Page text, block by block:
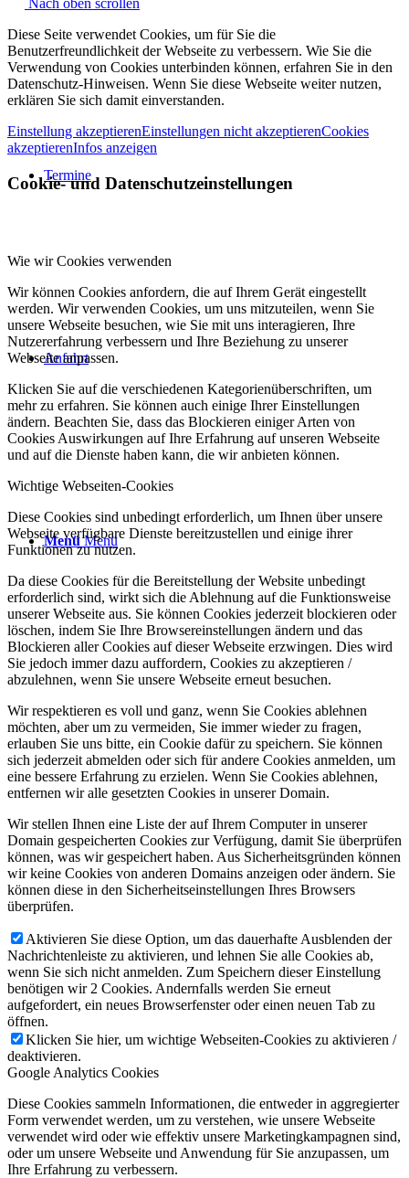
Termine
Anfahrt
Menü Menü
Nach oben scrollen
Diese Seite verwendet Cookies, um für Sie die
Benutzerfreundlichkeit der Webseite zu verbessern. Wie Sie die
Verwendung von Cookies unterbinden können, erfahren Sie in den
Datenschutz-Hinweisen. Wenn Sie diese Webseite weiter nutzen,
erklären Sie sich damit einverstanden.
Einstellung akzeptierenEinstellungen nicht akzeptierenCookies
akzeptierenInfos anzeigen
Cookie- und Datenschutzeinstellungen
Wie wir Cookies verwenden
Wir können Cookies anfordern, die auf Ihrem Gerät eingestellt
werden. Wir verwenden Cookies, um uns mitzuteilen, wenn Sie
unsere Webseite besuchen, wie Sie mit uns interagieren, Ihre
Nutzererfahrung verbessern und Ihre Beziehung zu unserer
Webseite anpassen.
Klicken Sie auf die verschiedenen Kategorienüberschriften, um
mehr zu erfahren. Sie können auch einige Ihrer Einstellungen
ändern. Beachten Sie, dass das Blockieren einiger Arten von
Cookies Auswirkungen auf Ihre Erfahrung auf unseren Webseite
und auf die Dienste haben kann, die wir anbieten können.
Wichtige Webseiten-Cookies
Diese Cookies sind unbedingt erforderlich, um Ihnen über unsere
Webseite verfügbare Dienste bereitzustellen und einige ihrer
Funktionen zu nutzen.
Da diese Cookies für die Bereitstellung der Website unbedingt
erforderlich sind, wirkt sich die Ablehnung auf die Funktionsweise
unserer Webseite aus. Sie können Cookies jederzeit blockieren oder
löschen, indem Sie Ihre Browsereinstellungen ändern und das
Blockieren aller Cookies auf dieser Webseite erzwingen. Dies wird
Sie jedoch immer dazu auffordern, Cookies zu akzeptieren /
abzulehnen, wenn Sie unsere Webseite erneut besuchen.
Wir respektieren es voll und ganz, wenn Sie Cookies ablehnen
möchten, aber um zu vermeiden, Sie immer wieder zu fragen,
erlauben Sie uns bitte, ein Cookie dafür zu speichern. Sie können
sich jederzeit abmelden oder sich für andere Cookies anmelden, um
eine bessere Erfahrung zu erzielen. Wenn Sie Cookies ablehnen,
entfernen wir alle gesetzten Cookies in unserer Domain.
Wir stellen Ihnen eine Liste der auf Ihrem Computer in unserer
Domain gespeicherten Cookies zur Verfügung, damit Sie überprüfen
können, was wir gespeichert haben. Aus Sicherheitsgründen können
wir keine Cookies von anderen Domains anzeigen oder ändern. Sie
können diese in den Sicherheitseinstellungen Ihres Browsers
überprüfen.
Aktivieren Sie diese Option, um das dauerhafte Ausblenden der
Nachrichtenleiste zu aktivieren, und lehnen Sie alle Cookies ab,
wenn Sie sich nicht anmelden. Zum Speichern dieser Einstellung
benötigen wir 2 Cookies. Andernfalls werden Sie erneut
aufgefordert, ein neues Browserfenster oder einen neuen Tab zu
öffnen.
Klicken Sie hier, um wichtige Webseiten-Cookies zu aktivieren /
deaktivieren.
Google Analytics Cookies
Diese Cookies sammeln Informationen, die entweder in aggregierter
Form verwendet werden, um zu verstehen, wie unsere Webseite
verwendet wird oder wie effektiv unsere Marketingkampagnen sind,
oder um unsere Webseite und Anwendung für Sie anzupassen, um
Ihre Erfahrung zu verbessern.